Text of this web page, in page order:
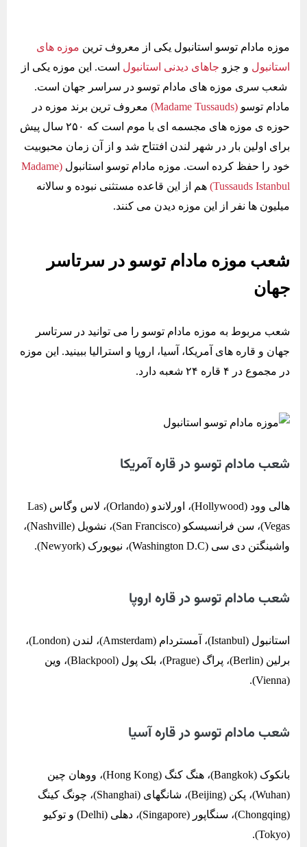
موزه مادام توسو استانبول یکی از معروف ترین موزه های
استانبول و جزو جاهای دیدنی استانبول است. این موزه یکی از
شعب سری موزه های مادام توسو در سراسر جهان است.
مادام توسو (Madame Tussauds)
معروف ترین برند موزه در
حوزه ی موزه های مجسمه ای با موم است که ۲۵۰ سال پیش
برای اولین بار در شهر لندن افتتاح شد و از آن زمان محبوبیت
خود را حفظ کرده است. موزه مادام توسو استانبول (Madame
Tussauds Istanbul) هم از این قاعده مستثنی نبوده و سالانه
میلیون ها نفر از این موزه دیدن می کنند.
شعب موزه مادام توسو در سرتاسر
جهان
شعب مربوط به موزه مادام توسو را می توانید در سرتاسر
جهان و قاره های آمریکا، آسیا، اروپا و استرالیا ببینید. این موزه
در مجموع در ۴ قاره ۲۴ شعبه دارد.
شعب مادام توسو در قاره آمریکا
هالی وود (Hollywood)، اورلاندو (Orlando)، لاس وگاس (Las
Vegas)، سن فرانسیسکو (San Francisco)، نشویل (Nashville)،
واشینگتن دی سی (Washington D.C)، نیویورک (Newyork).
شعب مادام توسو در قاره اروپا
استانبول (Istanbul)، آمستردام (Amsterdam)، لندن (London)،
برلین (Berlin)، پراگ (Prague)، بلک پول (Blackpool)، وین
(Vienna).
شعب مادام توسو در قاره آسیا
بانکوک (Bangkok)، هنگ کنگ (Hong Kong)، ووهان چین
(Wuhan)، پکن (Beijing)، شانگهای (Shanghai)، چونگ کینگ
(Chongqing)، سنگاپور (Singapore)، دهلی (Delhi) و توکیو
(Tokyo).